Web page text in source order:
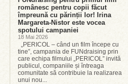
românesc pentru copii făcut
împreună cu părinții lor! Irina
Margareta-Nistor este vocea
spotului campaniei
18 Mai 2026
„PERICOL – când un film începe cu
tine”, campania de FUNdraising prin
care echipa filmului „PERICOL” invită
publicul, companiile și întreaga
comunitate să contribuie la realizarea
unui nou...